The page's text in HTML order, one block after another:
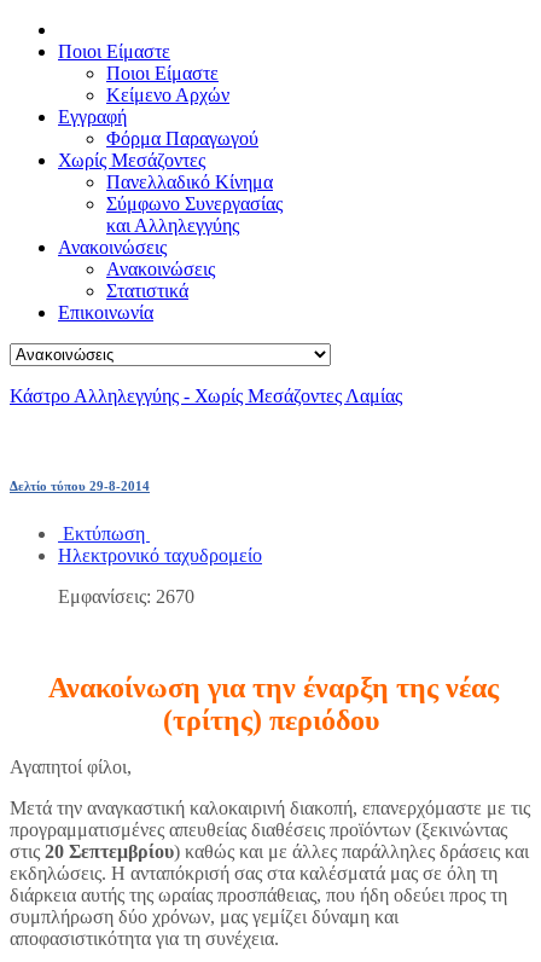
Ποιοι Είμαστε
Ποιοι Είμαστε
Κείμενο Αρχών
Εγγραφή
Φόρμα Παραγωγού
Χωρίς Μεσάζοντες
Πανελλαδικό Κίνημα
Σύμφωνο Συνεργασίας
και Αλληλεγγύης
Ανακοινώσεις
Ανακοινώσεις
Στατιστικά
Επικοινωνία
Κάστρο Αλληλεγγύης - Χωρίς Μεσάζοντες Λαμίας
Δελτίο τύπου 29-8-2014
Εκτύπωση
Ηλεκτρονικό ταχυδρομείο
Εμφανίσεις: 2670
Ανακοίνωση για την έναρξη της νέας
(τρίτης) περιόδου
Αγαπητοί φίλοι,
Μετά την αναγκαστική καλοκαιρινή διακοπή, επανερχόμαστε με τις
προγραμματισμένες απευθείας διαθέσεις προϊόντων (ξεκινώντας
στις 20 Σεπτεμβρίου) καθώς και με άλλες παράλληλες δράσεις και
εκδηλώσεις. Η ανταπόκρισή σας στα καλέσματά μας σε όλη τη
διάρκεια αυτής της ωραίας προσπάθειας, που ήδη οδεύει προς τη
συμπλήρωση δύο χρόνων, μας γεμίζει δύναμη και
αποφασιστικότητα για τη συνέχεια.